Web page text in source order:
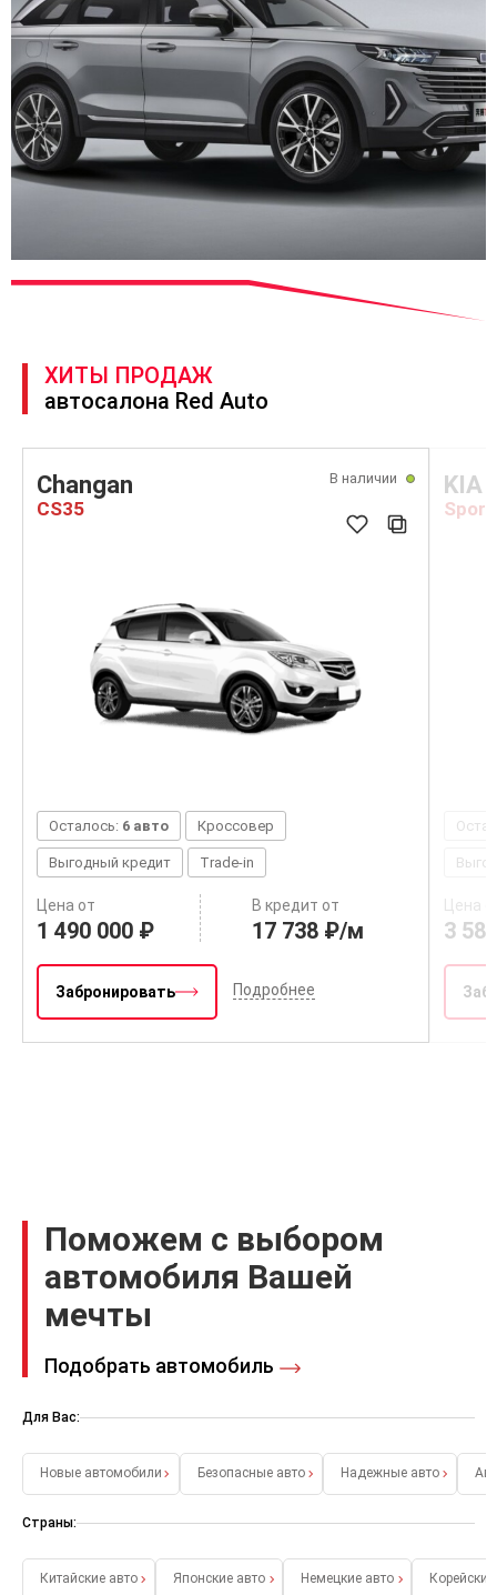
ХИТЫ ПРОДАЖ
автосалона Red Auto
В наличии
Changan
CS35
Осталось: 6 авто Кроссовер
Выгодный кредит Trade-in
Цена от
1 490 000 ₽
В кредит от
17 738 ₽/м
Забронировать Подробнее
KIA
Цена
3
Поможем с выбором
автомобиля Вашей
мечты
Подобрать автомобиль
Для Вас:
Новые автомобили Безопасные авто Надежные авто
Страны:
Китайские авто Японские авто Немецкие авто